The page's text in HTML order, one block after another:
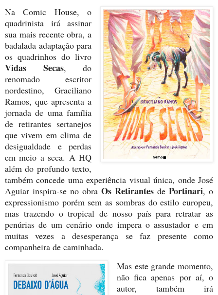
Na Comic House, o
quadrinista irá assinar
sua mais recente obra, a
badalada adaptação para
os quadrinhos do livro
Vidas Secas, do
renomado escritor
nordestino, Graciliano
Ramos, que apresenta a
jornada de uma família
de retirantes sertanejos
que vivem em clima de
desigualdade e perdas
em meio a seca. A HQ
além do profundo texto,
também concede uma experiência visual única, onde José
Aguiar inspira-se no obra Os Retirantes de Portinari, o
expressionismo porém sem as sombras do estilo europeu,
mas trazendo o tropical de nosso país para retratar as
penúrias de um cenário onde impera o assustador e em
muitas vezes a desesperança se faz presente como
companheira de caminhada.
Mas este grande momento,
não fica apenas por aí, o
autor, também irá